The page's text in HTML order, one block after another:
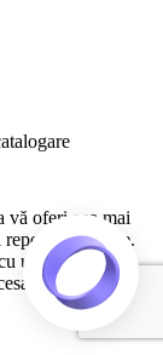
vă oferi cea mai
vizitele.
utilizarea
„Setări cookie”